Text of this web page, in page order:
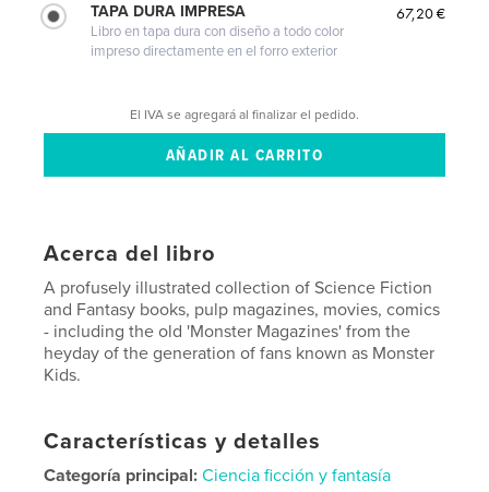
TAPA DURA IMPRESA
Libro en tapa dura con diseño a todo color
impreso directamente en el forro exterior
67,20 €
El IVA se agregará al finalizar el pedido.
Acerca del libro
A profusely illustrated collection of Science Fiction
and Fantasy books, pulp magazines, movies, comics
- including the old 'Monster Magazines' from the
heyday of the generation of fans known as Monster
Kids.
Características y detalles
Categoría principal: Ciencia ficción y fantasía